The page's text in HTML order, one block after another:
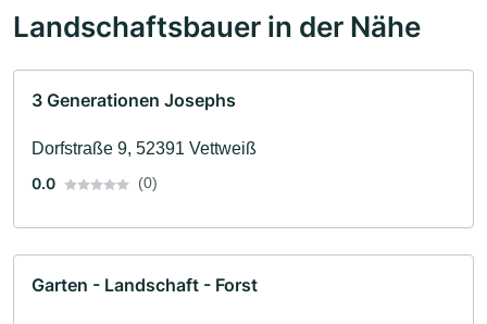
Landschaftsbauer in der Nähe
3 Generationen Josephs
Dorfstraße 9, 52391 Vettweiß
0.0
(0)
Garten - Landschaft - Forst